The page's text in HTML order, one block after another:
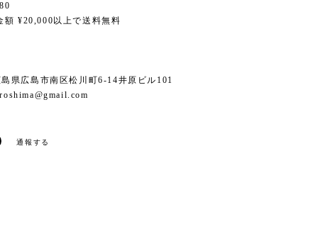
額 ¥20,000以上で送料無料
県広島市南区松川町6-14井原ビル101
通報する